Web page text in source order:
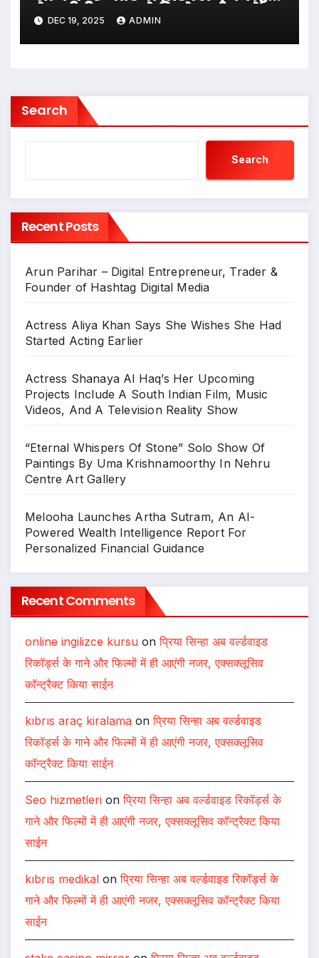
वेब सीरीज “कच्चे रिश्ते पार्ट 2” में
मुख्य भूमिका निभाई
DEC 19, 2025 ADMIN
Search
Search
Recent Posts
Arun Parihar – Digital Entrepreneur, Trader &
Founder of Hashtag Digital Media
Actress Aliya Khan Says She Wishes She Had
Started Acting Earlier
Actress Shanaya Al Haq’s Her Upcoming
Projects Include A South Indian Film, Music
Videos, And A Television Reality Show
“Eternal Whispers Of Stone” Solo Show Of
Paintings By Uma Krishnamoorthy In Nehru
Centre Art Gallery
Melooha Launches Artha Sutram, An AI-
Powered Wealth Intelligence Report For
Personalized Financial Guidance
Recent Comments
online ingilizce kursu onप्रिया सिन्हा अब वर्ल्डवाइड
रिकॉर्ड्स के गाने और फिल्मों में ही आएंगी नजर, एक्सक्लूसिव
कॉन्ट्रैक्ट किया साईन
kıbrıs araç kiralama onप्रिया सिन्हा अब वर्ल्डवाइड
रिकॉर्ड्स के गाने और फिल्मों में ही आएंगी नजर, एक्सक्लूसिव
कॉन्ट्रैक्ट किया साईन
Seo hizmetleri onप्रिया सिन्हा अब वर्ल्डवाइड रिकॉर्ड्स के
गाने और फिल्मों में ही आएंगी नजर, एक्सक्लूसिव कॉन्ट्रैक्ट किया
साईन
kıbrıs medikal onप्रिया सिन्हा अब वर्ल्डवाइड रिकॉर्ड्स के
गाने और फिल्मों में ही आएंगी नजर, एक्सक्लूसिव कॉन्ट्रैक्ट किया
साईन